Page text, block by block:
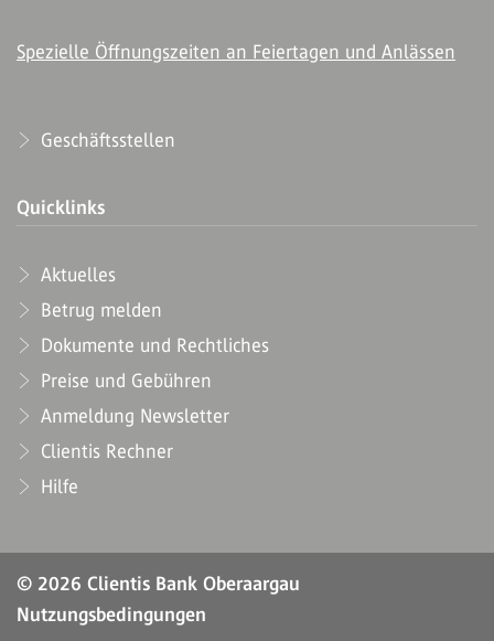
Spezielle Öffnungszeiten an Feiertagen und Anlässen
Geschäftsstellen
Quicklinks
Aktuelles
Betrug melden
Dokumente und Rechtliches
Preise und Gebühren
Anmeldung Newsletter
Clientis Rechner
Hilfe
© 2026 Clientis Bank Oberaargau
Nutzungsbedingungen